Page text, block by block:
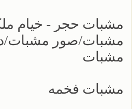
مشبات حجر - خيام
مشبات/صور مشبات/
مشبات
مشبات فخمه